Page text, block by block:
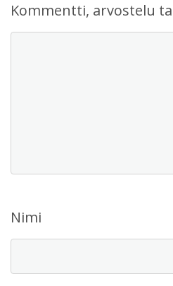
Kommentti, arvostelu
Nimi